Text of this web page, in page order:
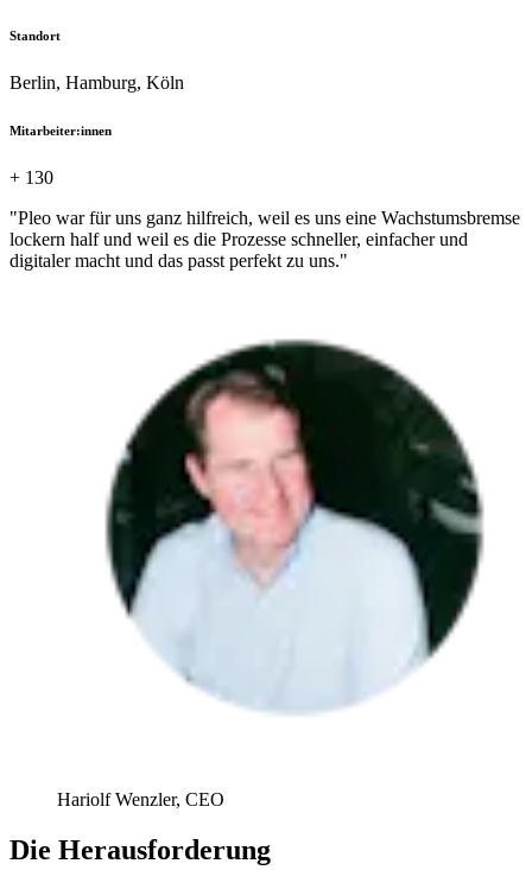
Standort
Berlin, Hamburg, Köln
Mitarbeiter:innen
+ 130
"Pleo war für uns ganz hilfreich, weil es uns eine Wachstumsbremse
lockern half und weil es die Prozesse schneller, einfacher und
digitaler macht und das passt perfekt zu uns."
Hariolf Wenzler, CEO
Die Herausforderung